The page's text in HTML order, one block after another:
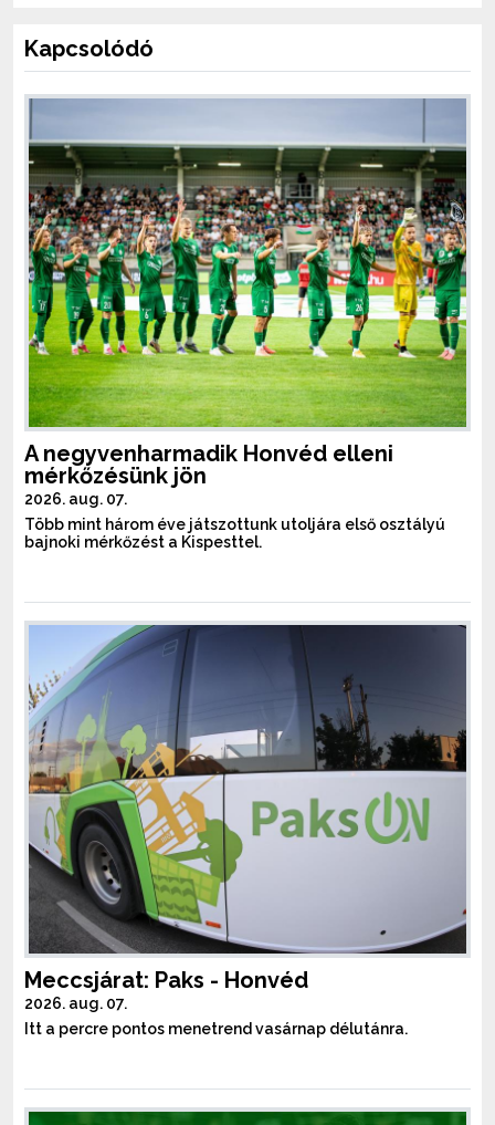
Kapcsolódó
A negyvenharmadik Honvéd elleni
mérkőzésünk jön
2026. aug. 07.
Több mint három éve játszottunk utoljára első osztályú
bajnoki mérkőzést a Kispesttel.
Meccsjárat: Paks - Honvéd
2026. aug. 07.
Itt a percre pontos menetrend vasárnap délutánra.